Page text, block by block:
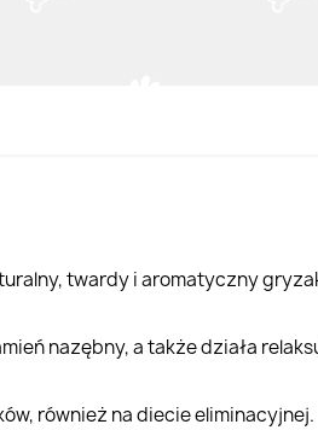
twardy i aromatyczny
nazębny, a także działa
również na diecie eliminacyjnej.